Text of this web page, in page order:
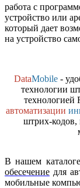
работа с
устройство или
который дает
на устройство
DataMobile-
технологии
технологией
автоматизации
штрих-кодов,
В нашем
обесечение для
мобильные